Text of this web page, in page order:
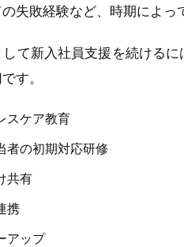
失敗経験など、時期によっ
て新入社員支援を続ける
す。
スケア教育
者の初期対応研修
共有
携
アップ